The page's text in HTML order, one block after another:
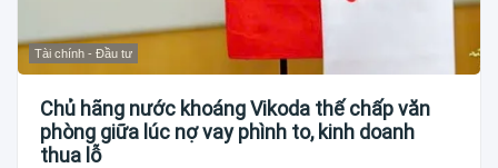
Tài chính - Đầu tư
Chủ hãng nước khoáng Vikoda thế chấp văn
phòng giữa lúc nợ vay phình to, kinh doanh
thua lỗ